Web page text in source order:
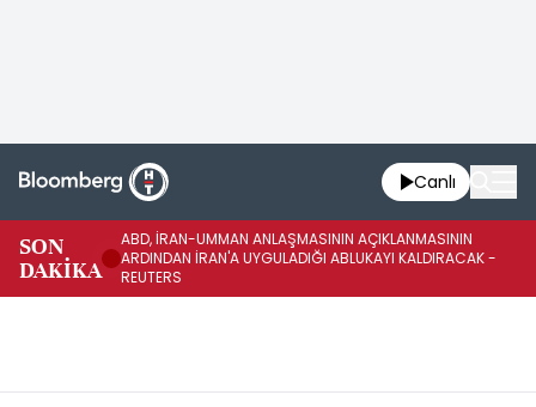
Canlı
SON
DAKİKA
ABD, İRAN-UMMAN ANLAŞMASININ AÇIKLANMASININ
ARDINDAN İRAN'A UYGULADIĞI ABLUKAYI KALDIRACAK -
REUTERS